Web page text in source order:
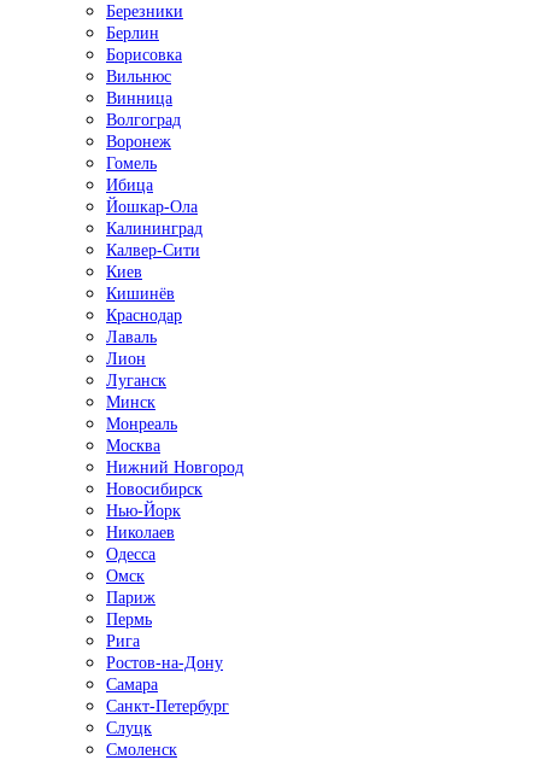
Березники
Берлин
Борисовка
Вильнюс
Винница
Волгоград
Воронеж
Гомель
Ибица
Йошкар-Ола
Калининград
Калвер-Сити
Киев
Кишинёв
Краснодар
Лаваль
Лион
Луганск
Минск
Монреаль
Москва
Нижний Новгород
Новосибирск
Нью-Йорк
Николаев
Одесса
Омск
Париж
Пермь
Рига
Ростов-на-Дону
Самара
Санкт-Петербург
Слуцк
Смоленск